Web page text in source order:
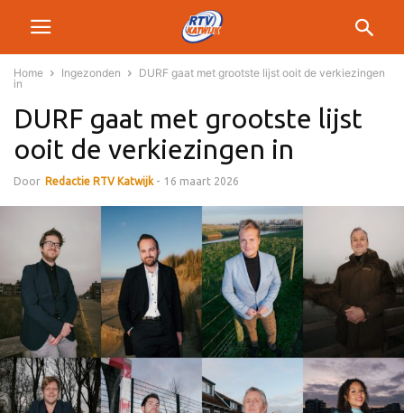
Home Ingezonden
DURF gaat met grootste lijst ooit de verkiezingen
in
DURF gaat met grootste lijst
ooit de verkiezingen in
Door Redactie RTV Katwijk - 16 maart 2026